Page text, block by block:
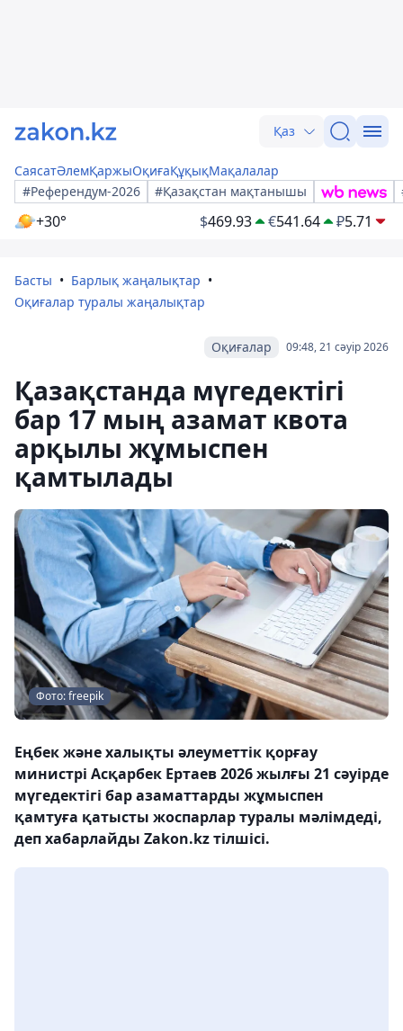
Қаз
СаясатӘлемҚаржыОқиғаҚұқықМақалалар
#Референдум-2026
#Қазақстан мақтанышы
+30° $469.93 €541.64 ₽5.71
Басты
Барлық жаңалықтар
Оқиғалар туралы жаңалықтар
09:48, 21 сәуір 2026
Оқиғалар
Қазақстанда мүгедектігі
бар 17 мың азамат квота
арқылы жұмыспен
қамтылады
Фото: freepik
Еңбек және халықты әлеуметтік қорғау
министрі Асқарбек Ертаев 2026 жылғы 21 сәуірде
мүгедектігі бар азаматтарды жұмыспен
қамтуға қатысты жоспарлар туралы мәлімдеді,
деп хабарлайды Zakon.kz тілшісі.